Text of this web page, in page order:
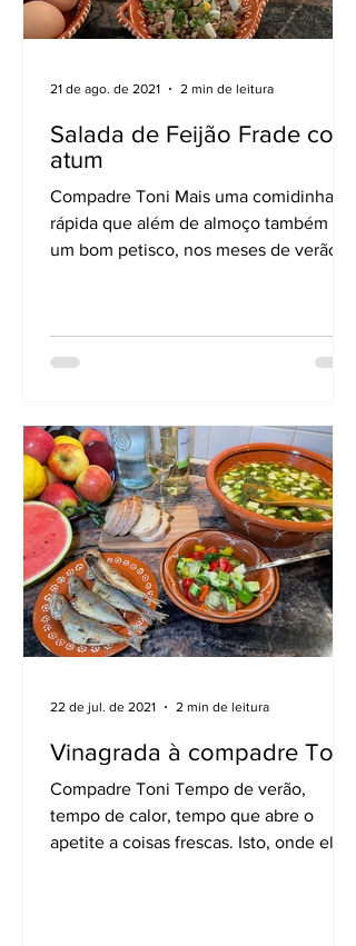
Salada de Feijão Frade com
atum
Compadre Toni Mais uma comidinha
rápida que além de almoço também dá
um bom petisco, nos meses de verão.
21 de ago. de 2021 2 min de leitura
Vinagrada à compadre Toni
Compadre Toni Tempo de verão,
tempo de calor, tempo que abre o
apetite a coisas frescas. Isto, onde ele
22 de jul. de 2021 2 min de leitura